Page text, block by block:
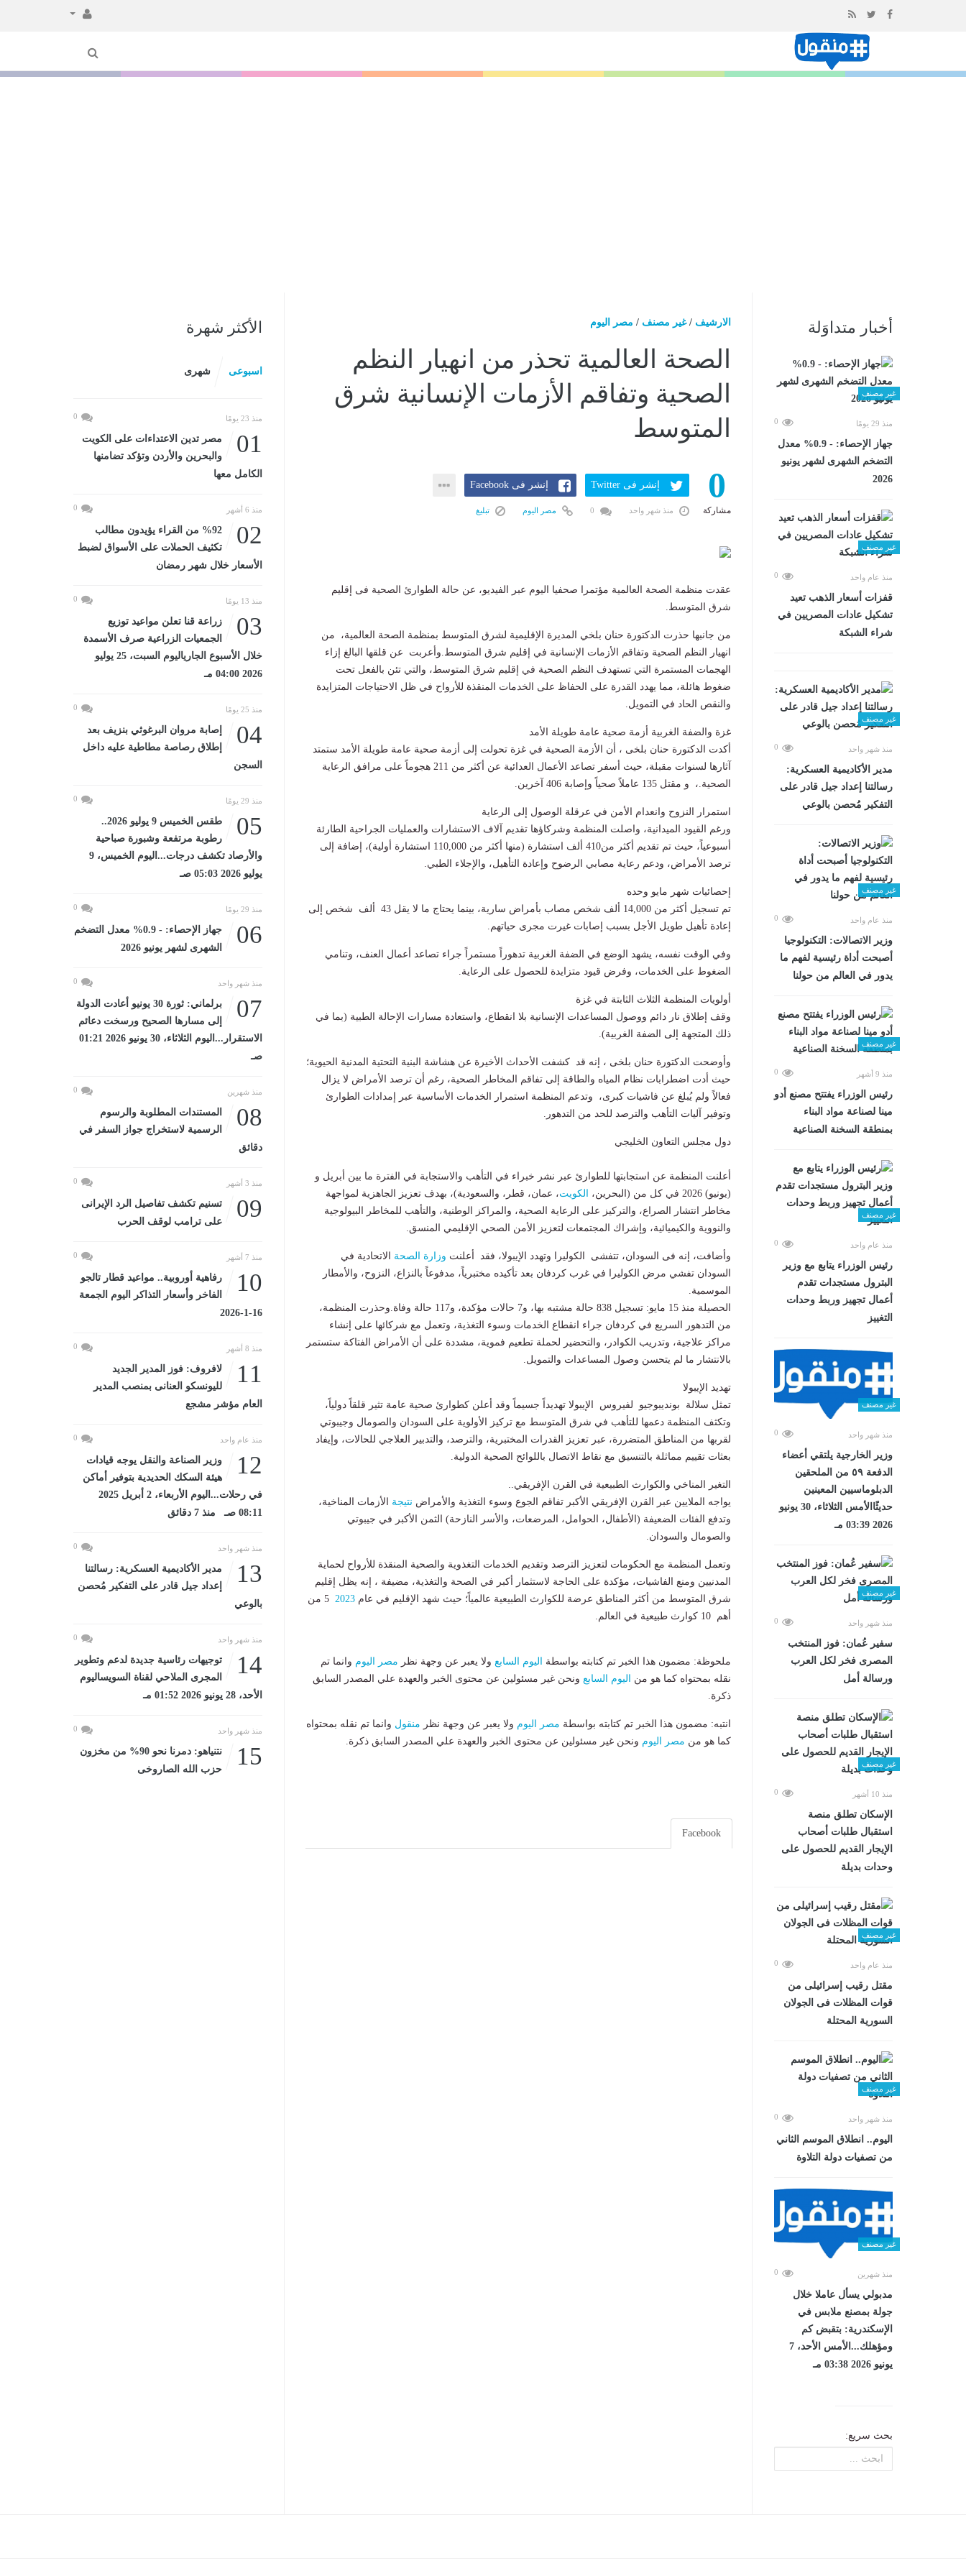
المحتوى
أخبار متداوَلة
غير مصنف
منذ 29 يومًا 0
جهاز الإحصاء: - 0.9% معدل
التضخم الشهرى لشهر يونيو
2026
غير مصنف
منذ عام واحد 0
قفزات أسعار الذهب تعيد
تشكيل عادات المصريين في
شراء الشبكة
غير مصنف
منذ شهر واحد 0
مدير الأكاديمية العسكرية:
رسالتنا إعداد جيل قادر على
التفكير مُحصن بالوعي
غير مصنف
منذ عام واحد 0
وزير الاتصالات: التكنولوجيا
أصبحت أداة رئيسية لفهم ما
يدور في العالم من حولنا
غير مصنف
منذ 9 أشهر 0
رئيس الوزراء يفتتح مصنع أدو
مينا لصناعة مواد البناء
بمنطقة السخنة الصناعية
غير مصنف
منذ عام واحد 0
رئيس الوزراء يتابع مع وزير
البترول مستجدات تقدم
أعمال تجهيز وربط وحدات
التغييز
غير مصنف
منذ شهر واحد 0
وزير الخارجية يلتقي أعضاء
الدفعة ٥٩ من الملحقين
الدبلوماسيين المعينين
حديثًاالأمس الثلاثاء، 30 يونيو
2026 03:39 مـ
غير مصنف
منذ شهر واحد 0
سفير عُمان: فوز المنتخب
المصرى فخر لكل العرب
ورسالة أمل
غير مصنف
منذ 10 أشهر 0
الإسكان تطلق منصة
استقبال طلبات أصحاب
الإيجار القديم للحصول على
وحدات بديلة
غير مصنف
منذ عام واحد 0
مقتل رقيب إسرائيلى من
قوات المظلات فى الجولان
السورية المحتلة
غير مصنف
منذ شهر واحد 0
اليوم.. انطلاق الموسم الثاني
من تصفيات دولة التلاوة
غير مصنف
منذ شهرين 0
مدبولي يسأل عاملا خلال
جولة بمصنع ملابس في
الإسكندرية: بتقبض كم
ومؤهلك...الأمس الأحد، 7
يونيو 2026 03:38 مـ
بحث سريع:
الارشيف /غير مصنف / مصر اليوم
الصحة العالمية تحذر من انهيار النظم
الصحية وتفاقم الأزمات الإنسانية شرق
المتوسط
0
مشاركة
إنشر فى Twitter إنشر فى Facebook
منذ شهر واحد مصر اليوم تبليغ
عقدت منظمة الصحة العالمية مؤتمرا صحفيا اليوم عبر الفيديو، عن حالة الطوارئ الصحية فى إقليم
شرق المتوسط.
من جانبها حذرت الدكتورة حنان بلخي المديرة الإقليمية لشرق المتوسط بمنظمة الصحة العالمية، من
انهيار النظم الصحية وتفاقم الأزمات الإنسانية في إقليم شرق المتوسط.و​أعربت عن قلقها البالغ إزاء
الهجمات المستمرة التي تستهدف النظم الصحية في إقليم شرق المتوسط، والتي تئن بالفعل تحت
ضغوط هائلة، مما يهدد القدرة على الحفاظ على الخدمات المنقذة للأرواح في ظل الاحتياجات المتزايدة
والنقص الحاد في التمويل.
​غزة والضفة الغربية أزمة صحية عامة طويلة الأمد
​أكدت الدكتورة حنان بلخى ، أن الأزمة الصحية في غزة تحولت إلى أزمة صحية عامة طويلة الأمد ستمتد
آثارها لسنوات مقبلة، حيث أسفر تصاعد الأعمال العدائية عن ​أكثر من 211 هجوماً على مرافق الرعاية
الصحية.، و ​مقتل 135 عاملاً صحياً وإصابة 406 آخرين.
​استمرار النزوح وانعدام الأمن في عرقلة الوصول إلى الرعاية
​ورغم القيود الميدانية، واصلت المنظمة وشركاؤها تقديم آلاف الاستشارات والعمليات الجراحية الطارئة
أسبوعياً، حيث تم تقديم أكثر من410 ألف استشارة (منها أكثر من 110,000 استشارة أولية)، إضافة إلى
ترصد الأمراض، ودعم رعاية مصابي الرضوح وإعادة التأهيل، والإجلاء الطبي.
​إحصائيات شهر مايو وحده
تم تسجيل أكثر من 14,000 ألف شخص مصاب بأمراض سارية، بينما يحتاج ما لا يقل 43 ألف شخص إلى
إعادة تأهيل طويل الأجل بسبب إصابات غيرت مجرى حياتهم.
​وفي الوقت نفسه، يشهد الوضع في الضفة الغربية تدهوراً مستمراً جراء تصاعد أعمال العنف، وتنامي
الضغوط على الخدمات، وفرض قيود متزايدة للحصول على الرعاية.
​أولويات المنظمة الثلاث الثابتة في غزة
​​وقف إطلاق نار دائم ووصول المساعدات الإنسانية بلا انقطاع، و​استعادة مسارات الإحالة الطبية (بما في
ذلك المتجهة إلى الضفة الغربية).
​وأوضحت الدكتورة حنان بلخى ، إنه قد كشفت الأحداث الأخيرة عن هشاشة البنية التحتية المدنية الحيوية؛
حيث أدت اضطرابات نظام المياه والطاقة إلى تفاقم المخاطر الصحية، رغم أن ترصد الأمراض لا يزال
فعالاً ولم يُبلغ عن فاشيات كبرى، وتدعم المنظمة استمرار الخدمات الأساسية عبر إمدادات الطوارئ
وتوفير آليات التأهب والترصد للحد من التدهور.
​دول مجلس التعاون الخليجي
أعلنت المنظمة عن استجابتها للطوارئ عبر نشر خبراء في التأهب والاستجابة في الفترة ما بين أبريل و
(يونيو) 2026 في كل من (البحرين،
الكويت، عمان، قطر، والسعودية)، بهدف تعزيز الجاهزية لمواجهة
مخاطر انتشار الصراع، والتركيز على الرعاية الصحية، والمراكز الوطنية، والتأهب للمخاطر البيولوجية
والنووية والكيميائية، وإشراك المجتمعات لتعزيز الأمن الصحي الإقليمي المنسق.
وأضافت، إنه فى ​السودان، تتفشى الكوليرا وتهدد الإيبولا، فقد أعلنت وزارة الصحة الاتحادية في
السودان تفشي مرض الكوليرا في غرب كردفان بعد تأكيده مختبرياً، مدفوعاً بالنزاع، النزوح، والأمطار
الموسمية.
​الحصيلة منذ 15 مايو: تسجيل 838 حالة مشتبه بها، و7 حالات مؤكدة، و117 حالة وفاة.​وحذرت المنظمة،
من التدهور السريع في كردفان جراء انقطاع الخدمات وسوء التغذية، وتعمل مع شركائها على إنشاء
مراكز علاجية، وتدريب الكوادر، والتحضير لحملة تطعيم فموية، مشددة على أن الأمراض الفتاكة ستستمر
بالانتشار ما لم يتحسن وصول المساعدات والتمويل.
​تهديد الإيبولا
تمثل سلالة بونديبوجيو لفيروس الإيبولا تهديداً جسيماً وقد أعلن كطوارئ صحية عامة تثير قلقاً دولياً،
وتكثف المنظمة دعمها للتأهب في شرق المتوسط مع تركيز الأولوية على السودان والصومال وجيبوتي
لقربها من المناطق المتضررة، عبر تعزيز القدرات المختبرية، والترصد، والتدبير العلاجي للحالات، وإيفاد
بعثات تقييم مماثلة بالتنسيق مع نقاط الاتصال باللوائح الصحية الدولية.
​التغير المناخي والكوارث الطبيعية في القرن الإفريقي..
​يواجه الملايين عبر القرن الإفريقي الأكبر تفاقم الجوع وسوء التغذية والأمراض نتيجة الأزمات المناخية،
وتدفع الفئات الضعيفة (الأطفال، الحوامل، المرضعات، والأسر النازحة) الثمن الأكبر في جيبوتي
والصومال والسودان.
​وتعمل المنظمة مع الحكومات لتعزيز الترصد وتقديم الخدمات التغذوية والصحية المنقذة للأرواح لحماية
المدنيين ومنع الفاشيات، مؤكدة على الحاجة لاستثمار أكبر في الصحة والتغذية، مضيفة ، إنه يظل إقليم
شرق المتوسط من أكثر المناطق عرضة للكوارث الطبيعية عالمياً؛ حيث شهد الإقليم في عام 2023
5 من
أهم 10 كوارث طبيعية في العالم.
ملحوظة: مضمون هذا الخبر تم كتابته بواسطة اليوم السابع ولا يعبر عن وجهة نظر مصر اليوم وانما تم
نقله بمحتواه كما هو من
اليوم السابع ونحن غير مسئولين عن محتوى الخبر والعهدة علي المصدر السابق
ذكرة.
انتبه: مضمون هذا الخبر تم كتابته بواسطة مصر اليوم ولا يعبر عن وجهة نظر منقول وانما تم نقله بمحتواه
كما هو من مصر اليوم ونحن غير مسئولين عن محتوى الخبر والعهدة علي المصدر السابق ذكرة.
Facebook
الأكثر شهرة
اسبوعى شهرى
منذ 23 يومًا 0
01
مصر تدين الاعتداءات على الكويت
والبحرين والأردن وتؤكد تضامنها
الكامل معها
منذ 6 أشهر 0
02
%92 من القراء يؤيدون مطالب
تكثيف الحملات على الأسواق لضبط
الأسعار خلال شهر رمضان
منذ 13 يومًا 0
03
زراعة قنا تعلن مواعيد توزيع
الجمعيات الزراعية صرف الأسمدة
خلال الأسبوع الجارياليوم السبت، 25 يوليو
2026 04:00 مـ
منذ 25 يومًا 0
04
إصابة مروان البرغوثي بنزيف بعد
إطلاق رصاصة مطاطية عليه داخل
السجن
منذ 29 يومًا 0
05
طقس الخميس 9 يوليو 2026..
رطوبة مرتفعة وشبورة صباحية
والأرصاد تكشف درجات...اليوم الخميس، 9
يوليو 2026 05:03 صـ
منذ 29 يومًا 0
06
جهاز الإحصاء: - 0.9% معدل التضخم
الشهرى لشهر يونيو 2026
منذ شهر واحد 0
07
برلماني: ثورة 30 يونيو أعادت الدولة
إلى مسارها الصحيح ورسخت دعائم
الاستقرار...اليوم الثلاثاء، 30 يونيو 2026 01:21
صـ
منذ شهرين 0
08
المستندات المطلوبة والرسوم
الرسمية لاستخراج جواز السفر في
دقائق
منذ 3 أشهر 0
09
تسنيم تكشف تفاصيل الرد الإيرانى
على ترامب لوقف الحرب
منذ 7 أشهر 0
10
رفاهية أوروبية.. مواعيد قطار تالجو
الفاخر وأسعار التذاكر اليوم الجمعة
16-1-2026
منذ 8 أشهر 0
11
لافروف: فوز المدير الجديد
لليونسكو العنانى بمنصب المدير
العام مؤشر مشجع
منذ عام واحد 0
12
وزير الصناعة والنقل يوجه قيادات
هيئة السكك الحديدية بتوفير أماكن
في رحلات...اليوم الأربعاء، 2 أبريل 2025
08:11 صـ منذ 7 دقائق
منذ شهر واحد 0
13
مدير الأكاديمية العسكرية: رسالتنا
إعداد جيل قادر على التفكير مُحصن
بالوعي
منذ شهر واحد 0
14
توجيهات رئاسية جديدة لدعم وتطوير
المجرى الملاحي لقناة السويساليوم
الأحد، 28 يونيو 2026 01:52 مـ
منذ شهر واحد 0
15
نتنياهو: دمرنا نحو 90% من مخزون
حزب الله الصاروخى